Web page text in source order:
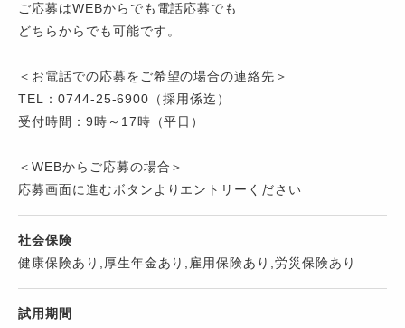
ご応募はWEBからでも電話応募でも
どちらからでも可能です。
＜お電話での応募をご希望の場合の連絡先＞
TEL：0744-25-6900（採用係迄）
受付時間：9時～17時（平日）
＜WEBからご応募の場合＞
応募画面に進むボタンよりエントリーください
社会保険
健康保険あり,厚生年金あり,雇用保険あり,労災保険あり
試用期間